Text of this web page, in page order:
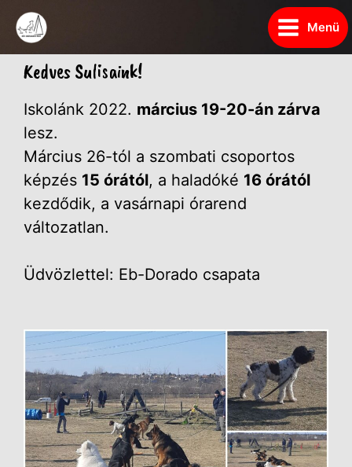
Menü
Kedves Sulisaink!
Iskolánk 2022. március 19-20-án zárva
lesz.
Március 26-tól a szombati csoportos
képzés 15 órától, a haladóké 16 órától
kezdődik, a vasárnapi órarend
változatlan.
Üdvözlettel: Eb-Dorado csapata